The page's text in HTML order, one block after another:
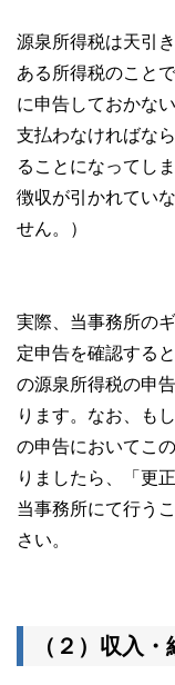
源泉所得税は天引
ある所得税のこと
に申告しておかな
支払わなければな
ることになってし
徴収が引かれてい
せん。）
実際、当事務所の
定申告を確認する
の源泉所得税の申
ります。なお、も
の申告においてこ
りましたら、「更
当事務所にて行う
さい。
（２）収入